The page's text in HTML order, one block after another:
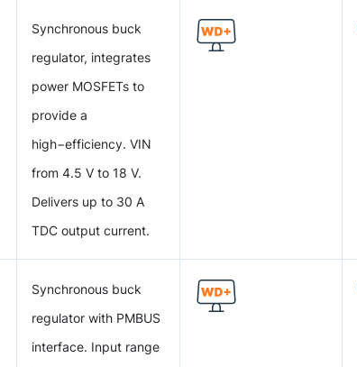
Synchronous buck
regulator, integrates
power MOSFETs to
provide a
high−efficiency. VIN
from 4.5 V to 18 V.
Delivers up to 30 A
TDC output current.
Synchronous buck
regulator with PMBUS
interface. Input range